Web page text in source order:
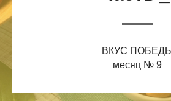
ВКУС ПОБЕДЫ
месяц № 9